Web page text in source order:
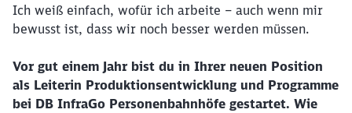
Ich weiß einfach, wofür ich arbeite – auch wenn mir
bewusst ist, dass wir noch besser werden müssen.
Vor gut einem Jahr bist du in Ihrer neuen Position
als Leiterin Produktionsentwicklung und Programme
bei DB InfraGo Personenbahnhöfe gestartet. Wie